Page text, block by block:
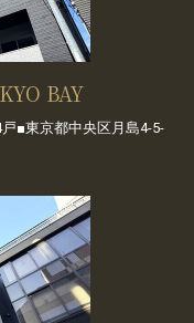
BAY
■東京都中央区月島4-5-